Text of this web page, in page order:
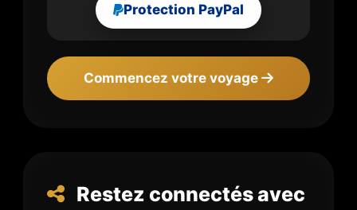
Protection PayPal
Commencez votre voyage
Restez connectés avec